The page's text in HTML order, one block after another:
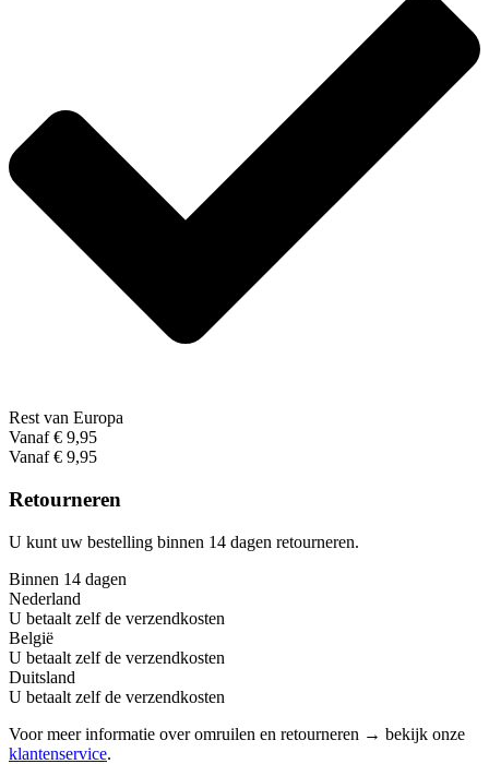
Rest van Europa
Vanaf € 9,95
Vanaf € 9,95
Retourneren
U kunt uw bestelling binnen 14 dagen retourneren.
Binnen 14 dagen
Nederland
U betaalt zelf de verzendkosten
België
U betaalt zelf de verzendkosten
Duitsland
U betaalt zelf de verzendkosten
Voor meer informatie over omruilen en retourneren → bekijk onze
klantenservice.